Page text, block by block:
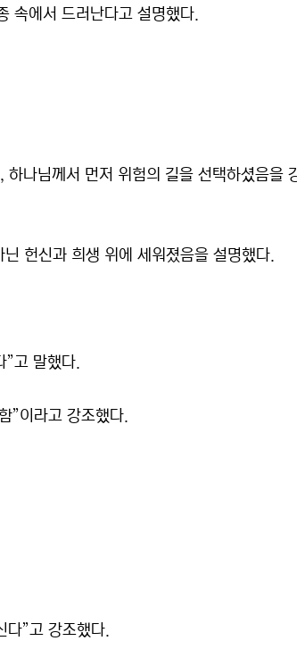
속에서 드러난다고 설명했다.
나님께서 먼저 위험의 길을 선택하셨음을
헌신과 희생 위에 세워졌음을 설명했다.
”고 말했다.
”이라고 강조했다.
다”고 강조했다.